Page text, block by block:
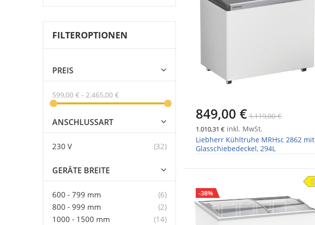
849,00 € 1.119,00 €
1.010,31 € inkl. MwSt.
Liebherr Kühltruhe MRHsc 2862 mit
Glasschiebedeckel, 294L
-38%
FILTEROPTIONEN
PREIS
599,00 € - 2.465,00 €
ANSCHLUSSART
230 V 32Artikel
GERÄTE BREITE
600 - 799 mm 6Artikel
800 - 999 mm
2Artikel
1000 - 1500 mm
14Artikel